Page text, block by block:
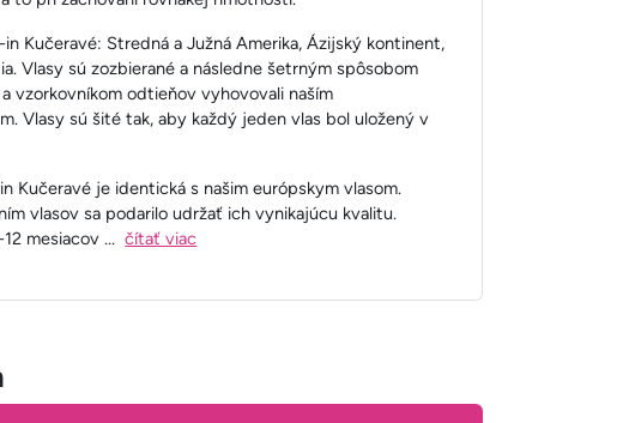
Kučeravé: Stredná a Južná Amerika, Ázijský kontinent,
Vlasy sú zozbierané a následne šetrným spôsobom
vzorkovníkom odtieňov vyhovovali naším
Vlasy sú šité tak, aby každý jeden vlas bol uložený v
Kučeravé je identická s našim európskym vlasom.
vlasov sa podarilo udržať ich vynikajúcu kvalitu.
mesiacov...čítať viac